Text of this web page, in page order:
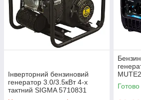
Інверторний бензиновий
генератор 3.0/3.5кВт 4-х
тактний SIGMA 5710831